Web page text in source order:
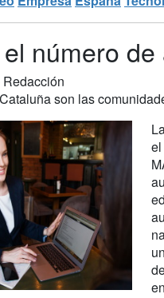
número
Redacción
son las